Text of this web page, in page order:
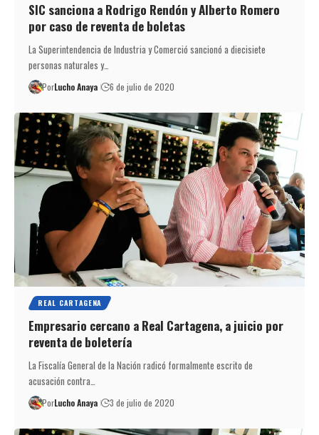
SIC sanciona a Rodrigo Rendón y Alberto Romero
por caso de reventa de boletas
La Superintendencia de Industria y Comerció sancionó a diecisiete
personas naturales y…
PorLucho Anaya 6 de julio de 2020
REAL CARTAGENA
Empresario cercano a Real Cartagena, a juicio por
reventa de boletería
La Fiscalía General de la Nación radicó formalmente escrito de
acusación contra…
PorLucho Anaya 3 de julio de 2020